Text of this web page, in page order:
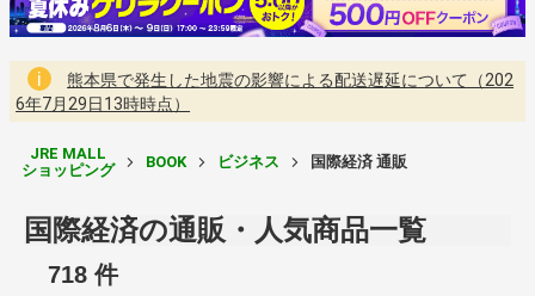
熊本県で発生した地震の影響による配送遅延について（202
6年7月29日13時時点）
JRE MALL
ショッピング
BOOK ビジネス 国際経済 通販
国際経済の通販・人気商品一覧
718 件